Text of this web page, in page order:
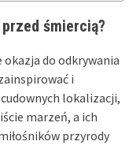
śmiercią?
do odkrywania
i
lokalizacji,
marzeń, a ich
przyrody